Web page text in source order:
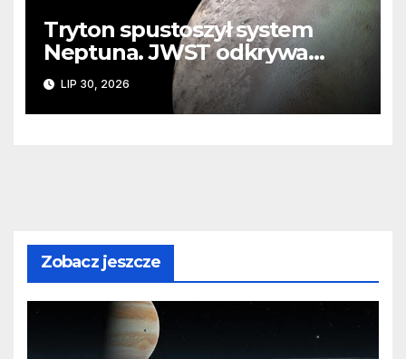
Tryton spustoszył system
Neptuna. JWST odkrywa
ślady kosmicznej katastrofy i
zaginionego lodu
LIP 30, 2026
Zobacz jeszcze